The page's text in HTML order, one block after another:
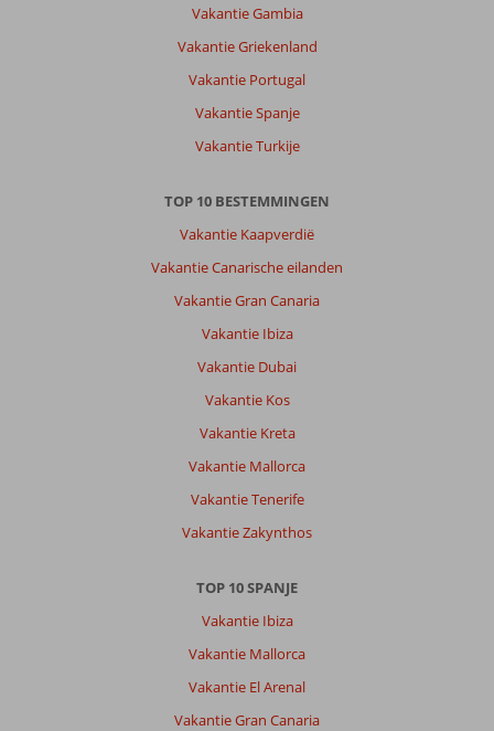
Vakantie Gambia
Vakantie Griekenland
Vakantie Portugal
Vakantie Spanje
Vakantie Turkije
TOP 10 BESTEMMINGEN
Vakantie Kaapverdië
Vakantie Canarische eilanden
Vakantie Gran Canaria
Vakantie Ibiza
Vakantie Dubai
Vakantie Kos
Vakantie Kreta
Vakantie Mallorca
Vakantie Tenerife
Vakantie Zakynthos
TOP 10 SPANJE
Vakantie Ibiza
Vakantie Mallorca
Vakantie El Arenal
Vakantie Gran Canaria